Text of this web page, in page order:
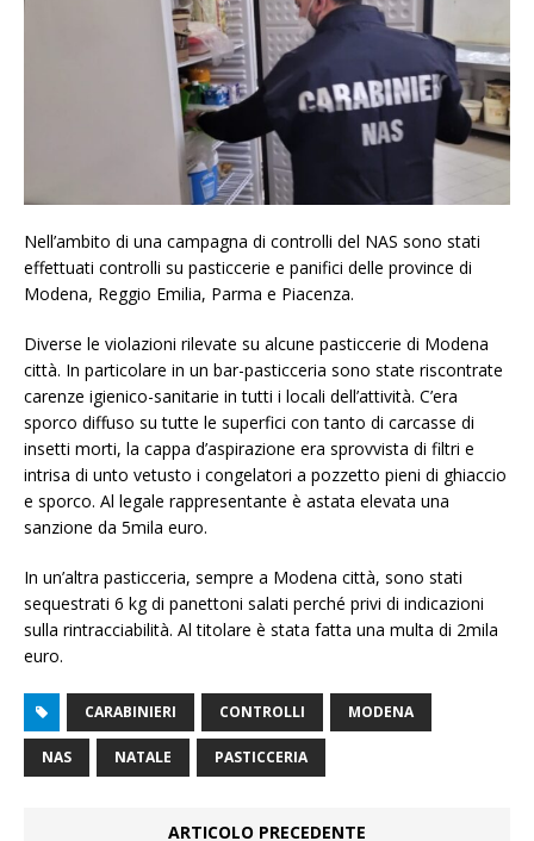
Nell’ambito di una campagna di controlli del NAS sono stati
effettuati controlli su pasticcerie e panifici delle province di
Modena, Reggio Emilia, Parma e Piacenza.
Diverse le violazioni rilevate su alcune pasticcerie di Modena
città. In particolare in un bar-pasticceria sono state riscontrate
carenze igienico-sanitarie in tutti i locali dell’attività. C’era
sporco diffuso su tutte le superfici con tanto di carcasse di
insetti morti, la cappa d’aspirazione era sprovvista di filtri e
intrisa di unto vetusto i congelatori a pozzetto pieni di ghiaccio
e sporco. Al legale rappresentante è astata elevata una
sanzione da 5mila euro.
In un’altra pasticceria, sempre a Modena città, sono stati
sequestrati 6 kg di panettoni salati perché privi di indicazioni
sulla rintracciabilità. Al titolare è stata fatta una multa di 2mila
euro.
CARABINIERI CONTROLLI MODENA
NAS NATALE PASTICCERIA
ARTICOLO PRECEDENTE